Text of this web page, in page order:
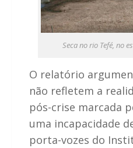
Seca no rio Tefé,
O relatório
não refletem a
pós-crise marcada
uma incapacidade
porta-vozes do